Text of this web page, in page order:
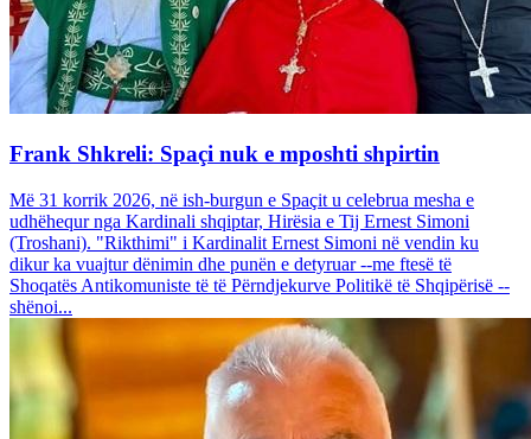
Frank Shkreli: Spaçi nuk e mposhti shpirtin
Më 31 korrik 2026, në ish-burgun e Spaçit u celebrua mesha e
udhëhequr nga Kardinali shqiptar, Hirësia e Tij Ernest Simoni
(Troshani). "Rikthimi" i Kardinalit Ernest Simoni në vendin ku
dikur ka vuajtur dënimin dhe punën e detyruar --me ftesë të
Shoqatës Antikomuniste të të Përndjekurve Politikë të Shqipërisë --
shënoi...